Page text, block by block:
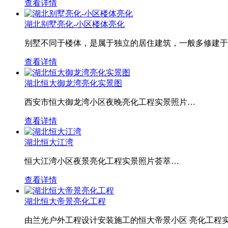
查看详情
湖北别墅亮化-小区楼体亮化
别墅不同于楼体，是属于独立的居住建筑，一般多修建
查看详情
湖北恒大御龙湾亮化实景图
西安市恒大御龙湾小区夜晚亮化工程实景照片…
查看详情
湖北恒大江湾
恒大江湾小区夜景亮化工程实景照片荟萃…
查看详情
湖北恒大帝景亮化工程
由兰光户外工程设计安装施工的恒大帝景小区 亮化工程